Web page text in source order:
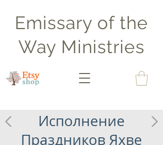
Emissary of the
Way Ministries
Исполнение
Праздников Яхве